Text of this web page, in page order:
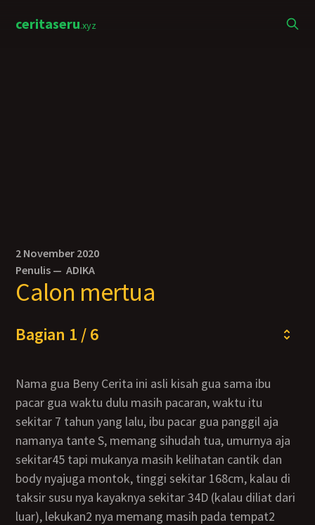
ceritaseru.xyz
2 November 2020
Penulis —ADIKA
Calon mertua
Bagian 1 / 6
Nama gua Beny Cerita ini asli kisah gua sama ibu
pacar gua waktu dulu masih pacaran, waktu itu
sekitar 7 tahun yang lalu, ibu pacar gua panggil aja
namanya tante S, memang sihudah tua, umurnya aja
sekitar45 tapi mukanya masih kelihatan cantik dan
body nyajuga montok, tinggi sekitar 168cm, kalau di
taksir susu nya kayaknya sekitar 34D (kalau diliat dari
luar), lekukan2 nya memang masih pada tempat2